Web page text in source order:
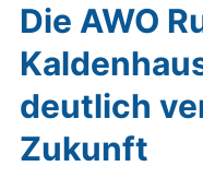
Die AWO
deutlich
Zukunft